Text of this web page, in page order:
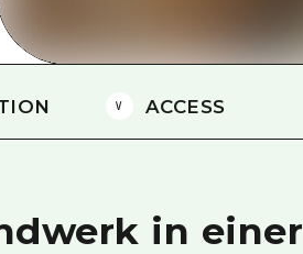
ACCESS
in einer